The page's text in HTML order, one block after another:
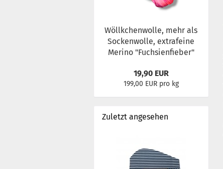
Wöllkchenwolle, mehr als
Sockenwolle, extrafeine
Merino "Fuchsienfieber"
19,90 EUR
199,00 EUR pro kg
Zuletzt angesehen